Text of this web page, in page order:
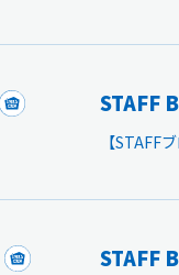
STAFF
【STAFF
STAFF